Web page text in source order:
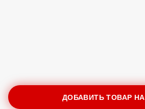
ДОБАВИТЬ ТОВАР НА